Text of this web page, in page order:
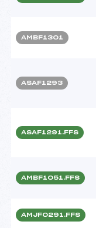
AMBF1301
ASAF1293
ASAF1291.FFS
AMBF1051.FFS
AMJF0291.FFS